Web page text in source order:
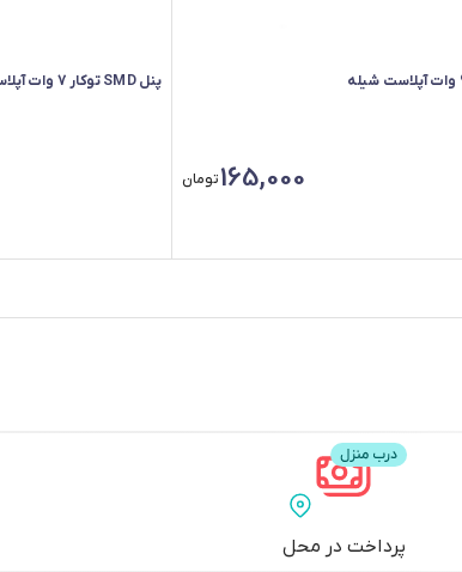
165,000تومان
پنل SMD توکار 7 وات آپلاست شیله
پرداخت در محل